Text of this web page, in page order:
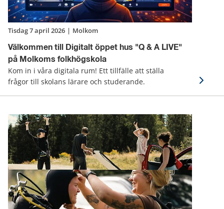
tisdag 7 april 2026 Molkom
Välkommen till Digitalt öppet hus "Q & A LIVE"
på Molkoms folkhögskola
Kom in i våra digitala rum! Ett tillfälle att ställa
frågor till skolans lärare och studerande.